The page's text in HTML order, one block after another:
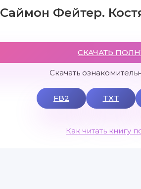
Фейтер.
СКАЧАТЬ
Скачать
FB2 TXT
Как читать книгу